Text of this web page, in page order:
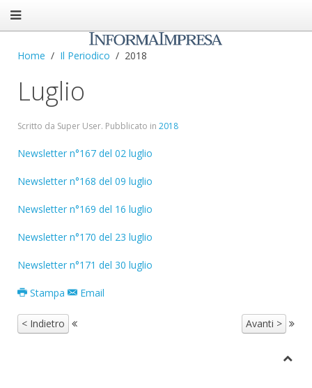
Home Il Periodico 2018
Luglio
Scritto da Super User. Pubblicato in 2018
Newsletter n°167 del 02 luglio
Newsletter n°168 del 09 luglio
Newsletter n°169 del 16 luglio
Newsletter n°170 del 23 luglio
Newsletter n°171 del 30 luglio
Stampa Email
< Indietro Avanti >